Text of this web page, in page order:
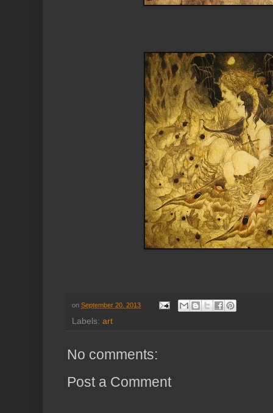
on September 20, 2013
Labels: art
No comments:
Post a Comment